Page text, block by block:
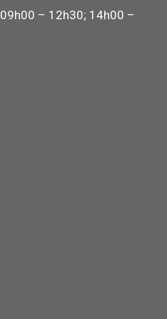
09h00 – 12h30; 14h00 –